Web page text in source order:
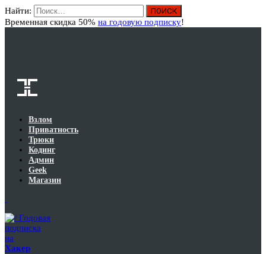
Найти:
Временная скидка 50% на годовую подписку!
Взлом
Приватность
Трюки
Кодинг
Админ
Geek
Магазин
Годовая
подписка
на
Хакер